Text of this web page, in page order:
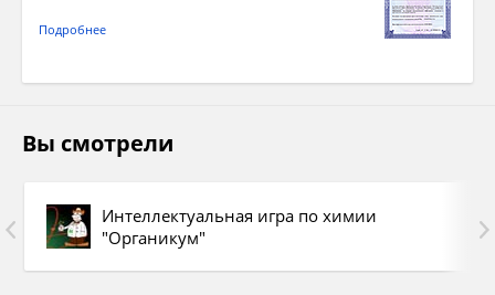
Подробнее
Вы смотрели
Интеллектуальная игра по химии
"Органикум"